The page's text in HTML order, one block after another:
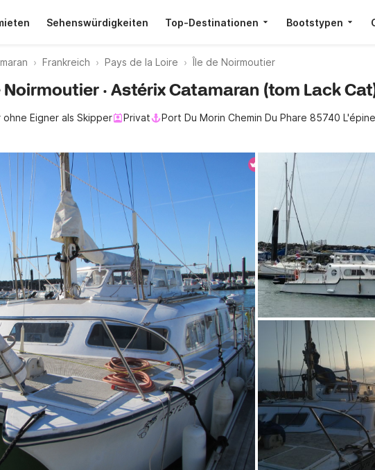
Sehenswürdigkeiten Top-Destinationen Bootstypen
Frankreich Pays de la Loire Île de Noirmoutier
· Astérix Catamaran (tom Lack
Eigner als Skipper Privat
Port Du Morin Chemin Du Phare 85740 L'épine